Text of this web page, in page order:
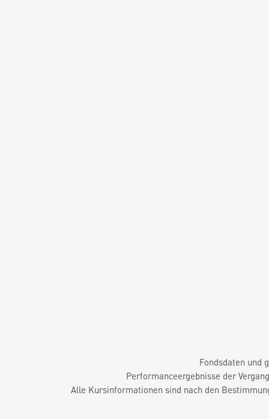
Fondsdaten und
Performanceergebnisse der
Alle Kursinformationen sind nach den